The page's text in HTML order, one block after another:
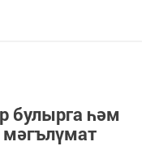
булырга һәм
мәгълүмат